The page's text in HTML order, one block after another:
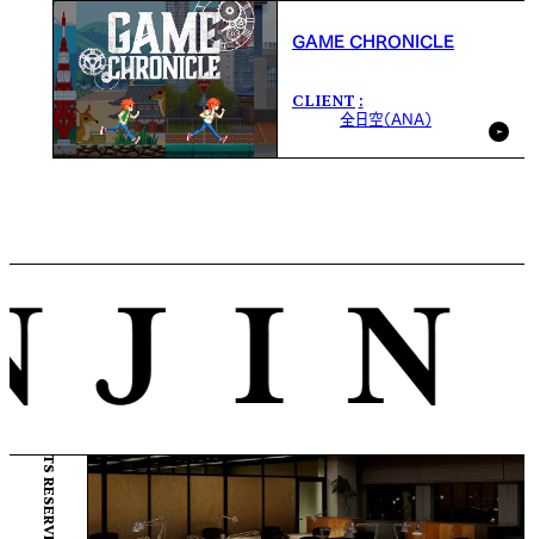
GAME CHRONICLE
CLIENT
全日空（ANA）
© ENJIN Inc. ALL RIGHTS RESERVED.